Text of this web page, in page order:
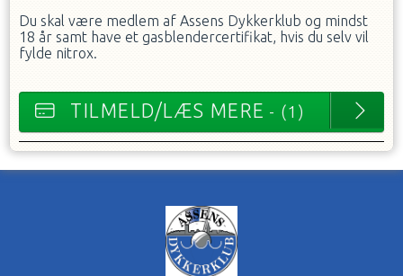
Du skal være medlem af Assens Dykkerklub og mindst
18 år samt have et gasblendercertifikat, hvis du selv vil
fylde nitrox.
TILMELD/LÆS MERE - (1)